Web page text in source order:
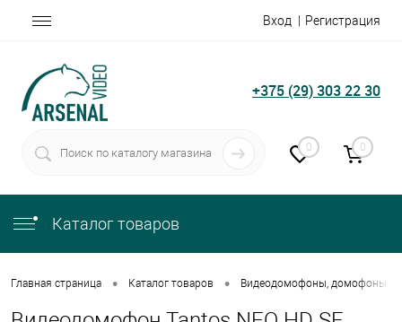
Вход Регистрация
+375 (29) 303 22 30
0 0
Каталог товаров
Главная страница • Каталог товаров • Видеодомофоны, домофоны